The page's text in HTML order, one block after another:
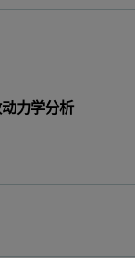
力学分析